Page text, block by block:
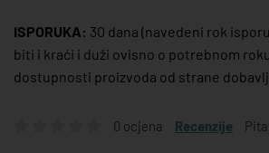
ISPORUKA: 30 dana (navedeni rok
biti i kraći i duži ovisno o potrebnom
dostupnosti proizvoda od strane
0 ocjena Recenzije